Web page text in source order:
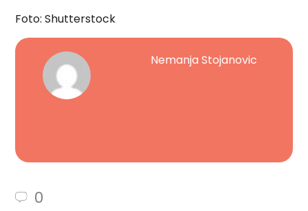
Foto: Shutterstock
Nemanja Stojanovic
0